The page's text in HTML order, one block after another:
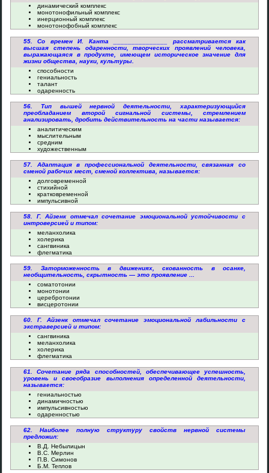
динамический комплекс
монотонофильный комплекс
инерционный комплекс
монотонофобный комплекс
55. Со времен И. Канта _______________ рассматривается как
высшая степень одаренности, творческих проявлений человека,
выражающаяся в продукте, имеющем историческое значение для
жизни общества, науки, культуры.
способности
гениальность
талант
одаренность
56. Тип вышей нервной деятельности, характеризующийся
преобладанием второй сигнальной системы, стремлением
анализировать, дробить действительность на части называется:
аналитическим
мыслительным
средним
художественным
57. Адаптация в профессиональной деятельности, связанная со
сменой рабочих мест, сменой коллектива, называется:
долговременной
стихийной
кратковременной
импульсивной
58. Г. Айзенк отмечал сочетание эмоциональной устойчивости с
интроверсией и типом:
меланхолика
холерика
сангвиника
флегматика
59. Заторможенность в движениях, скованность в осанке,
необщительность, скрытность — это проявление ...
соматотонии
монотонии
церебротонии
висцеротонии
60. Г. Айзенк отмечал сочетание эмоциональной лабильности с
экстраверсией и типом:
сангвиника
меланхолика
холерика
флегматика
61. Сочетание ряда способностей, обеспечивающее успешность,
уровень и своеобразие выполнения определенной деятельности,
называется:
гениальностью
динамичностью
импульсивностью
одаренностью
62. Наиболее полную структуру свойств нервной системы
предложил:
В.Д. Небылицын
В.С. Мерлин
П.В. Симонов
Б.М. Теплов